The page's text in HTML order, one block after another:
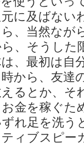
に及ばない
、当然なが
、そうした
、最初は自
から、友達
るとか、そ
金を稼ぐた
れ足を洗う
ィブスピー